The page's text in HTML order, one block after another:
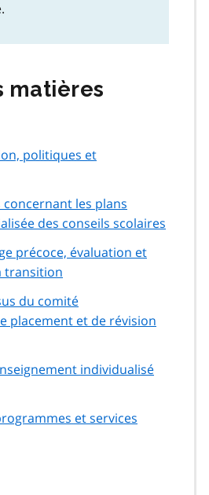
matières
politiques et
concernant les plans
des conseils scolaires
précoce, évaluation et
transition
du comité
placement et de révision
individualisé
et services